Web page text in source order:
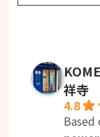
祥寺
4.8
Based